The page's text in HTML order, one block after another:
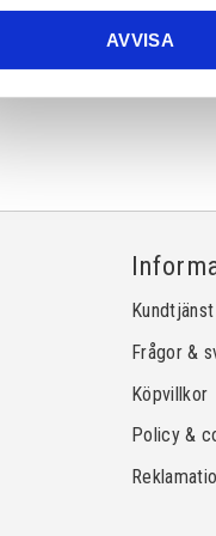
AVVISA
Kundtjänst
Frågor &
Köpvillkor
Policy &